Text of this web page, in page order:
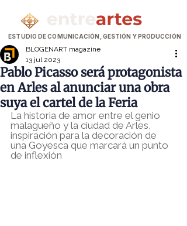
ESTUDIO DE COMUNICACIÓN, GESTIÓN Y PRODUCCIÓN
Pablo Picasso será protagonista
en Arles al anunciar una obra
suya el cartel de la Feria
BLOGENART magazine
13 jul 2023
La historia de amor entre el genio
malagueño y la ciudad de Arles,
inspiración para la decoración de
una Goyesca que marcará un punto
de inflexión